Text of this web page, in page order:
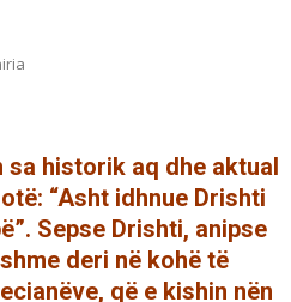
historik aq dhe aktual
“Asht idhnue Drishti
Sepse Drishti, anipse
deri në kohë të
që e kishin nën